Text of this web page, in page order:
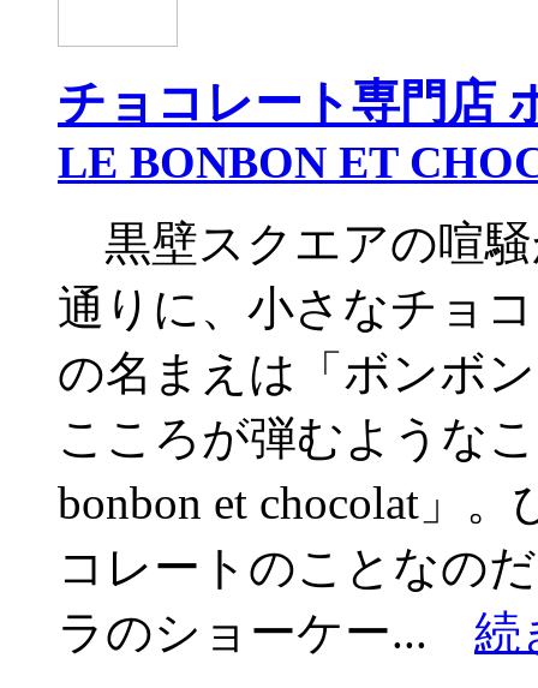
チョコレート専門店
LE BONBON ET
黒壁スクエアの喧
通りに、小さなチョ
の名まえは「ボンボ
こころが弾むような
bonbon et chocolat」
コレートのことなの
ラのショーケー... 続